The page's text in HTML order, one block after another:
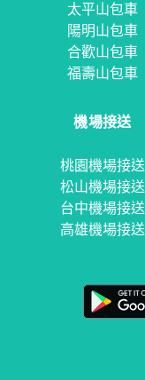
太平山包車
陽明山包車
合歡山包車
福壽山包車
機場接送
桃園機場接送
松山機場接送
台中機場接送
高雄機場接送